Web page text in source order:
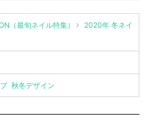
（最旬ネイル特集）
2020年 冬ネイ
秋冬デザイン